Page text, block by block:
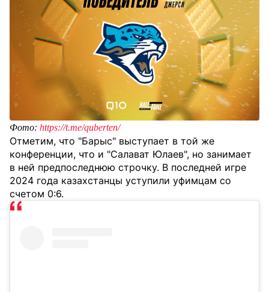
Фото: https://t.me/quberten/
Отметим, что "Барыс" выступает в той же
конференции, что и "Салават Юлаев", но занимает
в ней предпоследнюю строчку. В последней игре
2024 года казахстанцы уступили уфимцам со
счетом 0:6.